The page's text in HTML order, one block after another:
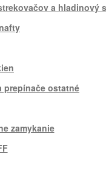
a hladinový
prepínače ostatné
zamykanie